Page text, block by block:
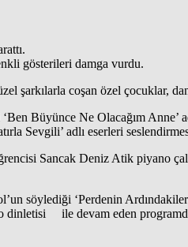
gösterileri damga vurdu.
şarkılarla coşan özel çocuklar,
Büyünce Ne Olacağım Anne’
Sevgili’ adlı eserleri
Sancak Deniz Atik piyano
söylediği ‘Perdenin
dinletisi ile devam eden